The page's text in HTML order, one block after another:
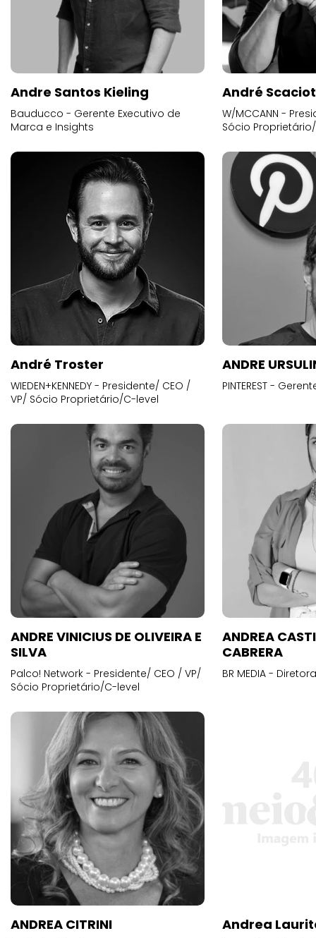
Andre Santos Kieling
Bauducco - Gerente Executivo de
Marca e Insights
André
W/MCCANN -
Sócio
André Troster
WIEDEN+KENNEDY - Presidente/ CEO /
VP/ Sócio Proprietário/C-level
ANDRE
PINTEREST -
ANDRE VINICIUS DE OLIVEIRA E
SILVA
Palco! Network - Presidente/ CEO / VP/
Sócio Proprietário/C-level
ANDREA
CABRERA
BR MEDIA -
ANDREA CITRINI Andrea